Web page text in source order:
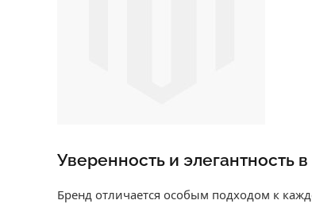
Уверенность и элегантность
Бренд отличается особым подходом к